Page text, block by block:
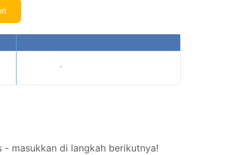
Tampilkan harga
- masukkan di langkah berikutnya!